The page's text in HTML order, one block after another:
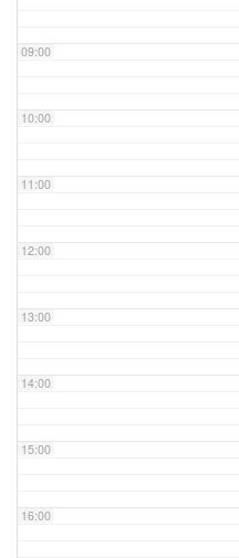
09:00
10:00
11:00
12:00
13:00
14:00
15:00
16:00